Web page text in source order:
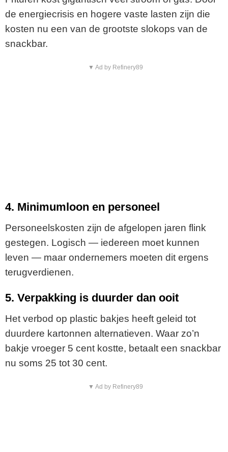
de energiecrisis en hogere vaste lasten zijn die
kosten nu een van de grootste slokops van de
snackbar.
▼ Ad by Refinery89
4. Minimumloon en personeel
Personeelskosten zijn de afgelopen jaren flink
gestegen. Logisch — iedereen moet kunnen
leven — maar ondernemers moeten dit ergens
terugverdienen.
5. Verpakking is duurder dan ooit
Het verbod op plastic bakjes heeft geleid tot
duurdere kartonnen alternatieven. Waar zo’n
bakje vroeger 5 cent kostte, betaalt een snackbar
nu soms 25 tot 30 cent.
▼ Ad by Refinery89